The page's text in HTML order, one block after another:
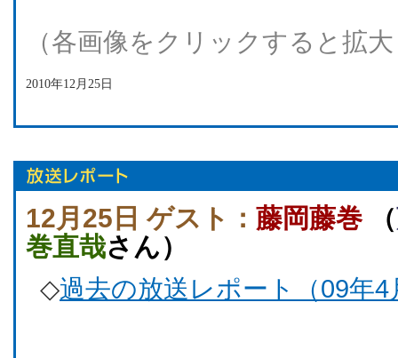
（各画像をクリックすると拡
2010年12月25日
12月25日 ゲスト： 藤岡藤巻 （
巻直哉さん）
◇過去の放送レポート（09年